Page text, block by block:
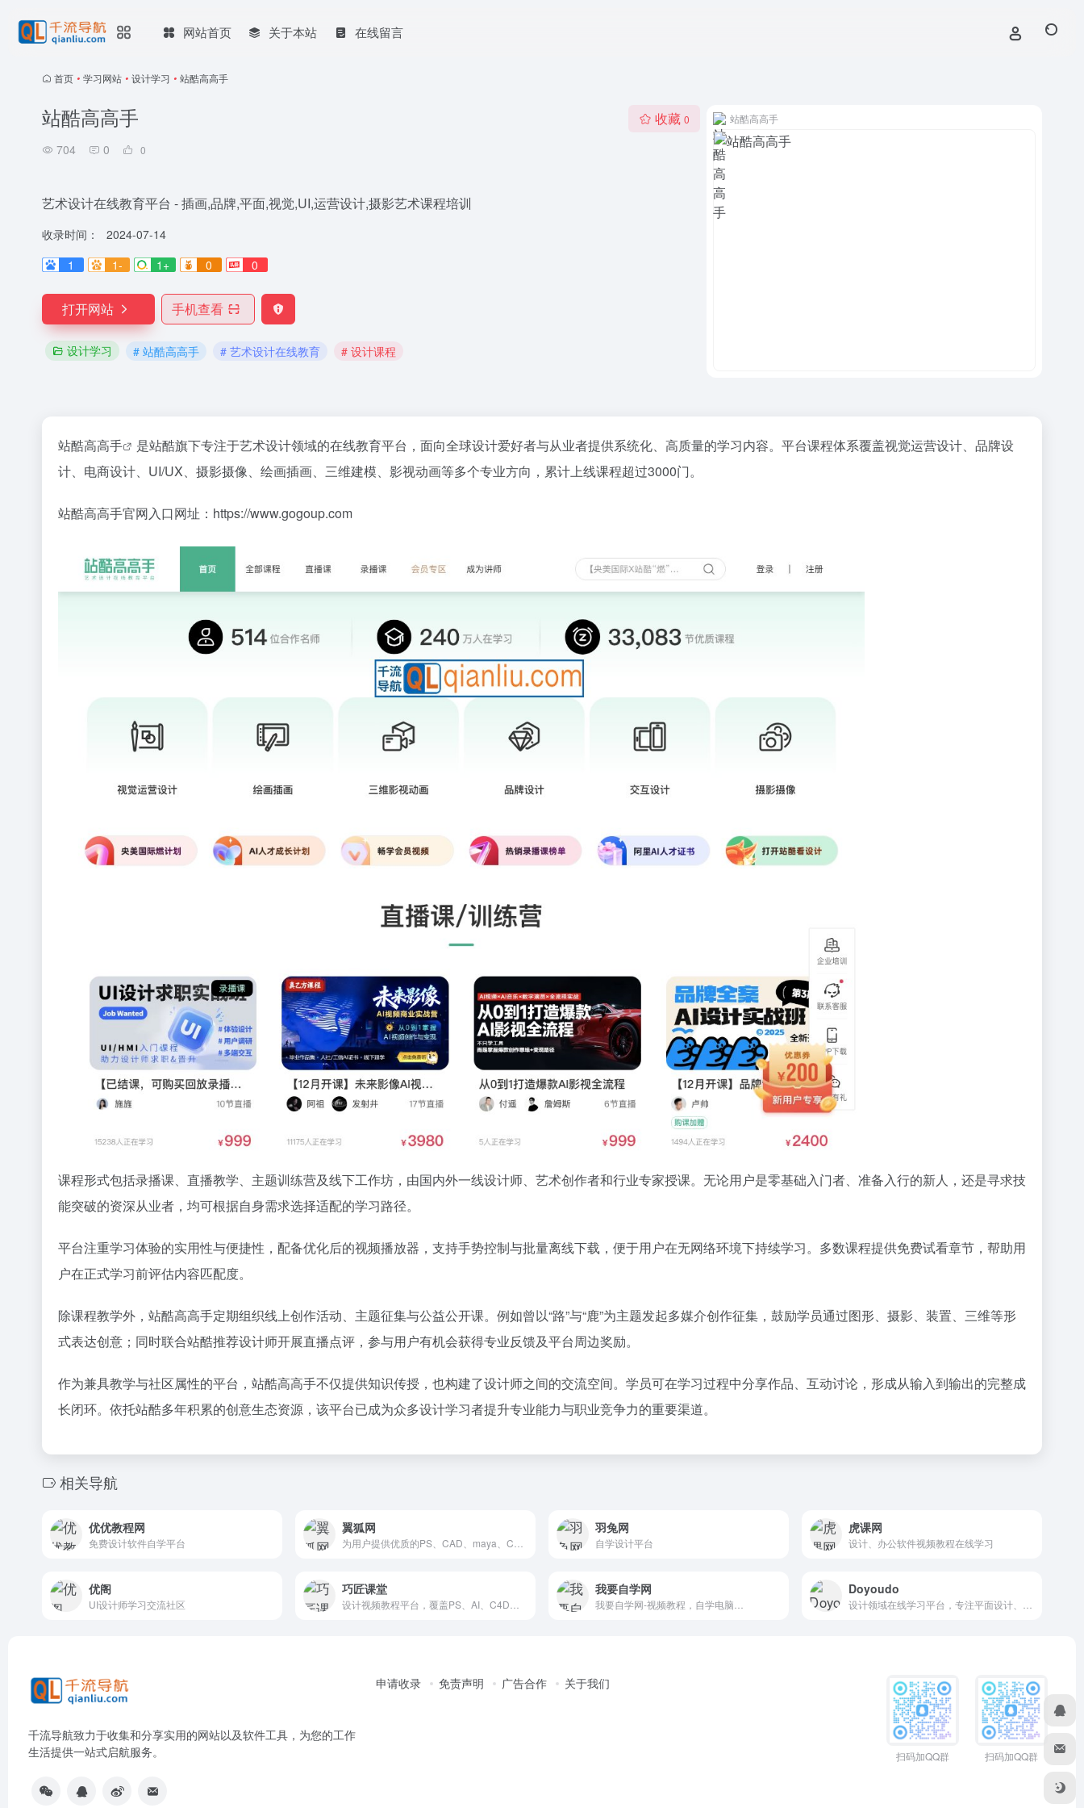
网站首页 关于本站 在线留言
首页 • 学习网站 • 设计学习 • 站酷高高手
站酷高高手
704 0 0
收藏 0
艺术设计在线教育平台 - 插画,品牌,平面,视觉,UI,运营设计,摄影艺术课程培训
收录时间：
2024-07-14
1
1- 1+ 0 0
打开网站 手机查看
设计学习 # 站酷高高手 # 艺术设计在线教育 # 设计课程
站酷高高手
站酷高高手
是站酷旗下专注于艺术设计领域的在线教育平台，面向全球设计爱好者与从业者提供系统化、高质量的学习内容。平台课程体系覆盖视觉运营设计、品牌设
计、电商设计、UI/UX、摄影摄像、绘画插画、三维建模、影视动画等多个专业方向，累计上线课程超过3000门。
站酷高高手官网入口网址：https://www.gogoup.com
课程形式包括录播课、直播教学、主题训练营及线下工作坊，由国内外一线设计师、艺术创作者和行业专家授课。无论用户是零基础入门者、准备入行的新人，还是寻求技
能突破的资深从业者，均可根据自身需求选择适配的学习路径。
平台注重学习体验的实用性与便捷性，配备优化后的视频播放器，支持手势控制与批量离线下载，便于用户在无网络环境下持续学习。多数课程提供免费试看章节，帮助用
户在正式学习前评估内容匹配度。
除课程教学外，站酷高高手定期组织线上创作活动、主题征集与公益公开课。例如曾以“路”与“鹿”为主题发起多媒介创作征集，鼓励学员通过图形、摄影、装置、三维等形
式表达创意；同时联合站酷推荐设计师开展直播点评，参与用户有机会获得专业反馈及平台周边奖励。
作为兼具教学与社区属性的平台，站酷高高手不仅提供知识传授，也构建了设计师之间的交流空间。学员可在学习过程中分享作品、互动讨论，形成从输入到输出的完整成
长闭环。依托站酷多年积累的创意生态资源，该平台已成为众多设计学习者提升专业能力与职业竞争力的重要渠道。
相关导航
优优教程网
免费设计软件自学平台
翼狐网 羽兔网
自学设计平台
虎课网
设计、办公软件视频教程在线学习
优阁
UI设计师学习交流社区
巧匠课堂 我要自学网
我要自学网-视频教程，自学电脑…
Doyoudo
千流导航致力于收集和分享实用的网站以及软件工具，为您的工作
生活提供一站式启航服务。
申请收录 免责声明 广告合作 关于我们
扫码加QQ群 扫码加QQ群